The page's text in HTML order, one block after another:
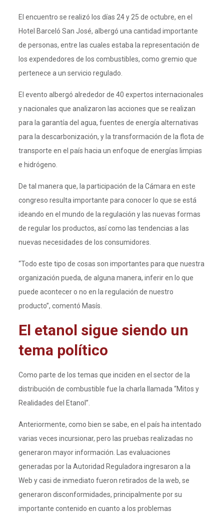
El encuentro se realizó los días 24 y 25 de octubre, en el
Hotel Barceló San José, albergó una cantidad importante
de personas, entre las cuales estaba la representación de
los expendedores de los combustibles, como gremio que
pertenece a un servicio regulado.
El evento albergó alrededor de 40 expertos internacionales
y nacionales que analizaron las acciones que se realizan
para la garantía del agua, fuentes de energía alternativas
para la descarbonización, y la transformación de la flota de
transporte en el país hacia un enfoque de energías limpias
e hidrógeno.
De tal manera que, la participación de la Cámara en este
congreso resulta importante para conocer lo que se está
ideando en el mundo de la regulación y las nuevas formas
de regular los productos, así como las tendencias a las
nuevas necesidades de los consumidores.
“Todo este tipo de cosas son importantes para que nuestra
organización pueda, de alguna manera, inferir en lo que
puede acontecer o no en la regulación de nuestro
producto”, comentó Masís.
El etanol sigue siendo un
tema político
Como parte de los temas que inciden en el sector de la
distribución de combustible fue la charla llamada “Mitos y
Realidades del Etanol”.
Anteriormente, como bien se sabe, en el país ha intentado
varias veces incursionar, pero las pruebas realizadas no
generaron mayor información. Las evaluaciones
generadas por la Autoridad Reguladora ingresaron a la
Web y casi de inmediato fueron retirados de la web, se
generaron disconformidades, principalmente por su
importante contenido en cuanto a los problemas